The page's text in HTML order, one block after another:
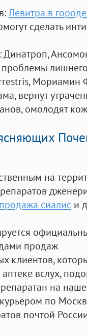
Левитра в
сделать
: Динатроп,
Мориамин
вернут
омолодят
на
сиалис и
продаж
клиентов,
вслух,
на
по
почтой